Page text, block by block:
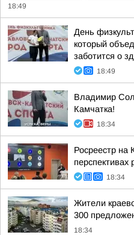
18:49
День
который
заботится о
18:49
Владимир
Камчатка!
18:34
Росреестр на
18:34
Жители
300
18:34